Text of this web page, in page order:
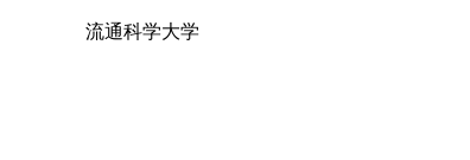
流通科学大学